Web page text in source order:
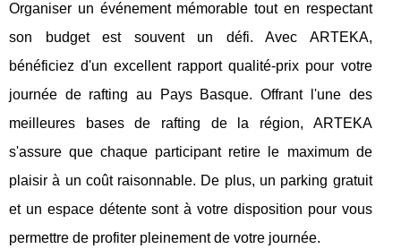
Organiser un événement mémorable tout en respectant
son budget est souvent un défi. Avec ARTEKA,
bénéficiez d'un excellent rapport qualité-prix pour votre
journée de rafting au Pays Basque. Offrant l'une des
meilleures bases de rafting de la région, ARTEKA
s'assure que chaque participant retire le maximum de
plaisir à un coût raisonnable. De plus, un parking gratuit
et un espace détente sont à votre disposition pour vous
permettre de profiter pleinement de votre journée.